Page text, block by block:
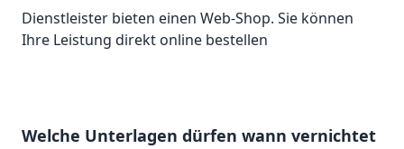
Dienstleister bieten einen Web-Shop. Sie können
Ihre Leistung direkt online bestellen
Welche Unterlagen dürfen wann vernichtet